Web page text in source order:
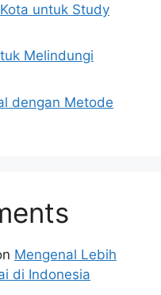
untuk Study
Melindungi
dengan Metode
Mengenal Lebih
di Indonesia